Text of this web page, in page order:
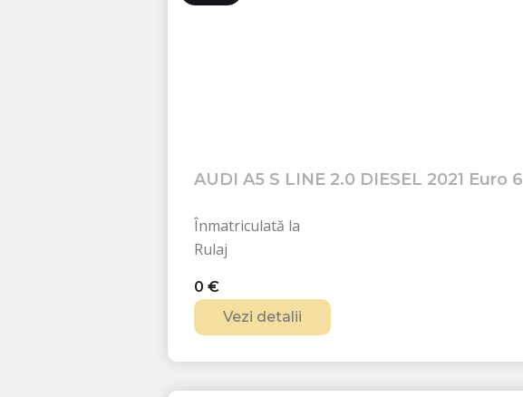
AUDI A5 S LINE 2.0 DIESEL 2021 Euro 6
Înmatriculată la
Rulaj
0 €
Vezi detalii